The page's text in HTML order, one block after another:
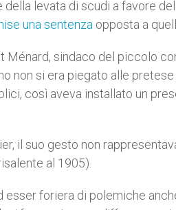
levata di scudi a favore
una sentenza opposta a
Ménard, sindaco del piccolo
non si era piegato alle
così aveva installato un
il suo gesto non
al 1905).
esser foriera di polemiche